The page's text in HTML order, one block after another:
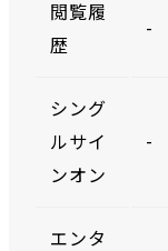
閲覧履
歴
-
シング
ルサイ
ンオン
-
エンタ